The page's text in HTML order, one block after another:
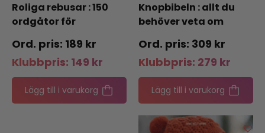
Roliga rebusar : 150
ordgåtor för
189 kr
Klubbpris: 149 kr
Lägg till i varukorg
Knopbibeln : allt du
behöver veta om
används
309 kr
Klubbpris: 279 kr
Lägg till i varukorg